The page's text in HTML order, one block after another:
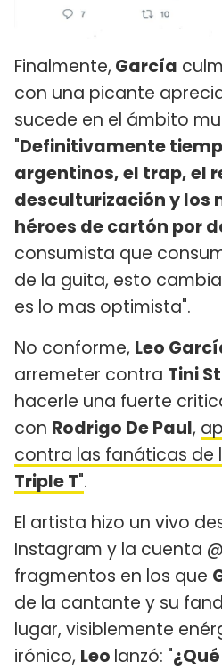
Finalmente, García
con una picante
sucede en el ámbito
"Definitivamente
argentinos, el trap, el
desculturización y los
héroes de cartón por
consumista que
de la guita, esto
es lo mas optimista".
No conforme, Leo
arremeter contra Tini
hacerle una fuerte
con Rodrigo De Paul,
contra las fanáticas de
Triple T".
El artista hizo un vivo
Instagram y la cuenta
fragmentos en los que
de la cantante y su
lugar, visiblemente
irónico, Leo lanzó: "